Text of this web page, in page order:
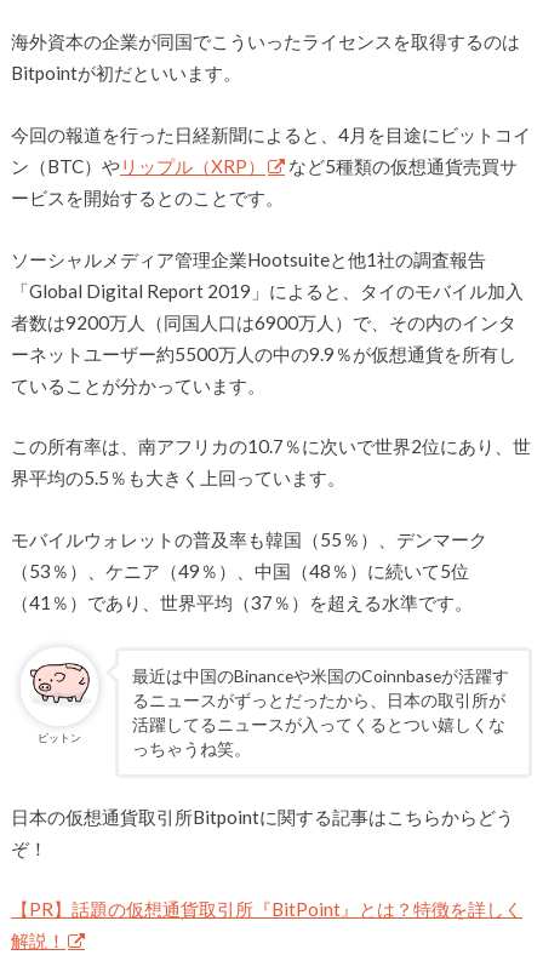
海外資本の企業が同国でこういったライセンスを取得するのは
Bitpointが初だといいます。
今回の報道を行った日経新聞によると、4月を目途にビットコイ
ン（BTC）やリップル（XRP）
など5種類の仮想通貨売買サ
ービスを開始するとのことです。
ソーシャルメディア管理企業Hootsuiteと他1社の調査報告
「Global Digital Report 2019」によると、タイのモバイル加入
者数は9200万人（同国人口は6900万人）で、その内のインタ
ーネットユーザー約5500万人の中の9.9％が仮想通貨を所有し
ていることが分かっています。
この所有率は、南アフリカの10.7％に次いで世界2位にあり、世
界平均の5.5％も大きく上回っています。
モバイルウォレットの普及率も韓国（55％）、デンマーク
（53％）、ケニア（49％）、中国（48％）に続いて5位
（41％）であり、世界平均（37％）を超える水準です。
ビットン
最近は中国のBinanceや米国のCoinnbaseが活躍す
るニュースがずっとだったから、日本の取引所が
活躍してるニュースが入ってくるとつい嬉しくな
っちゃうね笑。
日本の仮想通貨取引所Bitpointに関する記事はこちらからどう
ぞ！
【PR】話題の仮想通貨取引所『BitPoint』とは？特徴を詳しく
解説！